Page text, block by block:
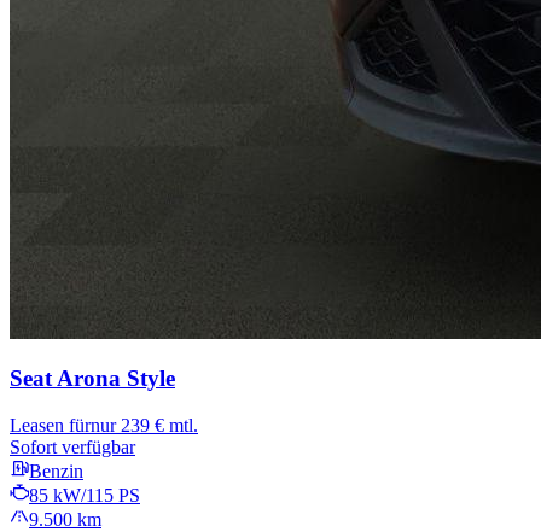
Seat Arona Style
Leasen fürnur 239 € mtl.
Sofort verfügbar
Benzin
85 kW/115 PS
9.500 km